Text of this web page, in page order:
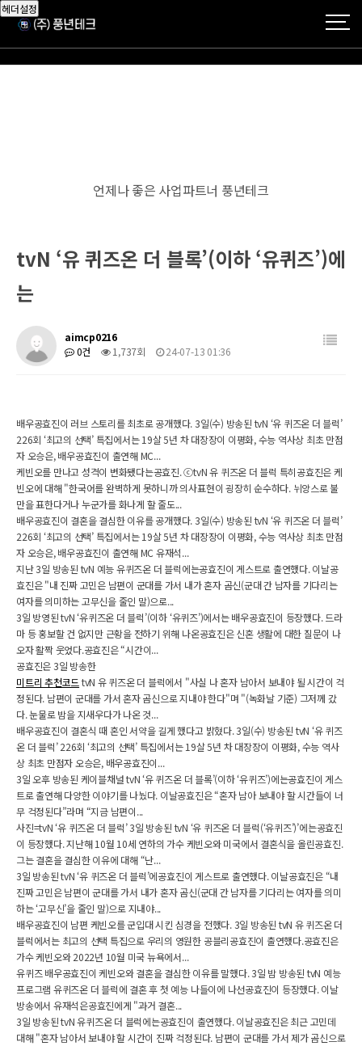
헤더설정
언제나 좋은 사업파트너 풍년테크
tvN ‘유 퀴즈온 더 블록’(이하 ‘유퀴즈’)에
는
aimcp0216
0건
1,737회 24-07-13 01:36
배우공효진이 러브 스토리를 최초로 공개했다. 3일(수) 방송된 tvN ‘유 퀴즈온 더 블럭’
226회 ‘최고의 선택’ 특집에서는 19살 5년 차 대장장이 이평화, 수능 역사상 최초 만점
자 오승은, 배우공효진이 출연해 MC...
케빈오를 만나고 성격이 변화됐다는공효진. ⓒtvN 유 퀴즈온 더 블럭 특히공효진은 케
빈오에 대해 "한국어를 완벽하게 못하니까 의사표현이 굉장히 순수하다. 뉘앙스로 불
만을 표한다거나 누군가를 화나게 할 줄도...
배우공효진이 결혼을 결심한 이유를 공개했다. 3일(수) 방송된 tvN ‘유 퀴즈온 더 블럭’
226회 ‘최고의 선택’ 특집에서는 19살 5년 차 대장장이 이평화, 수능 역사상 최초 만점
자 오승은, 배우공효진이 출연해 MC 유재석...
지난 3일 방송된 tvN 예능 유퀴즈온 더 블럭에는공효진이 게스트로 출연했다. 이날공
효진은 "내 진짜 고민은 남편이 군대를 가서 내가 혼자 곰신(군대 간 남자를 기다리는
여자를 의미하는 고무신을 줄인 말)으로...
3일 방영된 tvN ‘유퀴즈온 더 블럭’(이하 ‘유퀴즈’)에서는 배우공효진이 등장했다. 드라
마 등 홍보할 건 없지만 근황을 전하기 위해 나온공효진은 신혼 생활에 대한 질문이 나
오자 활짝 웃었다.공효진은 “시간이...
공효진은 3일 방송한
미트리 추천코드 tvN 유 퀴즈온 더 블럭에서 "사실 나 혼자 남아서 보내야 될 시간이 걱
정된다. 남편이 군대를 가서 혼자 곰신으로 지내야 한다"며 "(녹화날 기준) 그저께 갔
다. 눈물로 밤을 지새우다가 나온 것...
배우공효진이 결혼식 때 혼인 서약을 길게 했다고 밝혔다. 3일(수) 방송된 tvN ‘유 퀴즈
온 더 블럭’ 226회 ‘최고의 선택’ 특집에서는 19살 5년 차 대장장이 이평화, 수능 역사
상 최초 만점자 오승은, 배우공효진이...
3일 오후 방송된 케이블채널 tvN ‘유 퀴즈온 더 블록’(이하 ‘유퀴즈’)에는공효진이 게스
트로 출연해 다양한 이야기를 나눴다. 이날공효진은 “혼자 남아 보내야 할 시간들이 너
무 걱정된다”라며 “지금 남편이...
사진=tvN ‘유 퀴즈온 더 블럭’ 3일 방송된 tvN ‘유 퀴즈온 더 블럭(‘유퀴즈’)’에는공효진
이 등장했다. 지난해 10월 10세 연하의 가수 케빈오와 미국에서 결혼식을 올린공효진.
그는 결혼을 결심한 이유에 대해 “난...
3일 방송된 tvN ‘유 퀴즈온 더 블럭’에공효진이 게스트로 출연했다. 이날공효진은 “내
진짜 고민은 남편이 군대를 가서 내가 혼자 곰신(군대 간 남자를 기다리는 여자를 의미
하는 ‘고무신’을 줄인 말)으로 지내야...
배우공효진이 남편 케빈오를 군입대 시킨 심경을 전했다. 3일 방송된 tvN 유 퀴즈온 더
블럭에서는 최고의 선택 특집으로 우리의 영원한 공블리공효진이 출연했다.공효진은
가수 케빈오와 2022년 10월 미국 뉴욕에서...
유퀴즈 배우공효진이 케빈오와 결혼을 결심한 이유를 말했다. 3일 밤 방송된 tvN 예능
프로그램 유퀴즈온 더 블럭에 결혼 후 첫 예능 나들이에 나선공효진이 등장했다. 이날
방송에서 유재석은공효진에게 "과거 결혼...
3일 방송된 tvN 유퀴즈온 더 블럭에는공효진이 출연했다. 이날공효진은 최근 고민데
대해 "혼자 남아서 보내야 할 시간이 진짜 걱정된다. 남편이 군대를 가서 제가 곰신으로